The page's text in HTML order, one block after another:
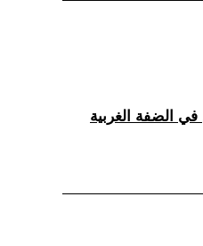
في الضفة الغربية